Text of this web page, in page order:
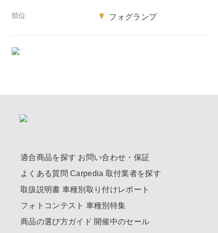
部位 フォグランプ
適合商品を探す お問い合わせ・保証
よくある質問 Carpedia 取付業者を探す
取扱説明書 車種別取り付けレポート
フォトコンテスト 車種別特集
商品の選び方ガイド 開催中のセール